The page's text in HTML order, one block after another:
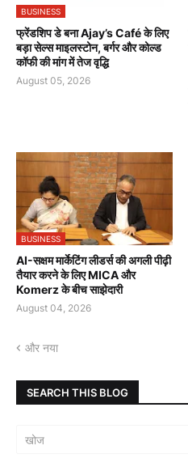
BUSINESS
फ्रेंडशिप डे बना Ajay’s Café के लिए
बड़ा सेल्स माइलस्टोन, बर्गर और कोल्ड
कॉफी की मांग में तेज वृद्धि
August 05, 2026
BUSINESS
AI-सक्षम मार्केटिंग लीडर्स की अगली पीढ़ी
तैयार करने के लिए MICA और
Komerz के बीच साझेदारी
August 04, 2026
और नया
SEARCH THIS BLOG